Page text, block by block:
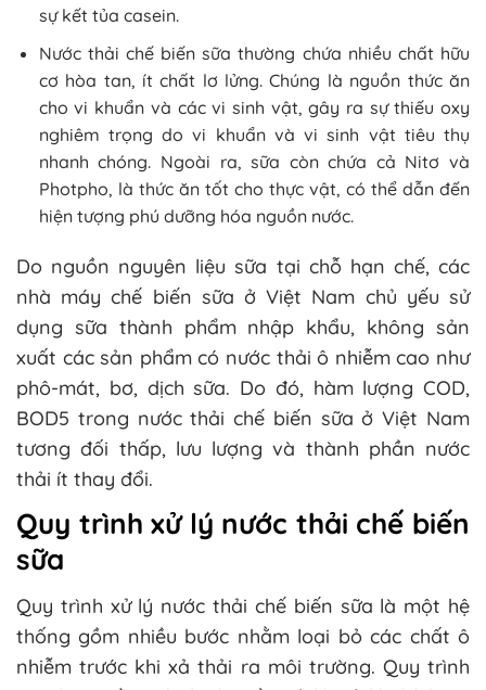
sự kết tủa casein.
Nước thải chế biến sữa thường chứa nhiều chất hữu
cơ hòa tan, ít chất lơ lửng. Chúng là nguồn thức ăn
cho vi khuẩn và các vi sinh vật, gây ra sự thiếu oxy
nghiêm trọng do vi khuẩn và vi sinh vật tiêu thụ
nhanh chóng. Ngoài ra, sữa còn chứa cả Nitơ và
Photpho, là thức ăn tốt cho thực vật, có thể dẫn đến
hiện tượng phú dưỡng hóa nguồn nước.
Do nguồn nguyên liệu sữa tại chỗ hạn chế, các
nhà máy chế biến sữa ở Việt Nam chủ yếu sử
dụng sữa thành phẩm nhập khẩu, không sản
xuất các sản phẩm có nước thải ô nhiễm cao như
phô-mát, bơ, dịch sữa. Do đó, hàm lượng COD,
BOD5 trong nước thải chế biến sữa ở Việt Nam
tương đối thấp, lưu lượng và thành phần nước
thải ít thay đổi.
Quy trình xử lý nước thải chế biến
sữa
Quy trình xử lý nước thải chế biến sữa là một hệ
thống gồm nhiều bước nhằm loại bỏ các chất ô
nhiễm trước khi xả thải ra môi trường. Quy trình